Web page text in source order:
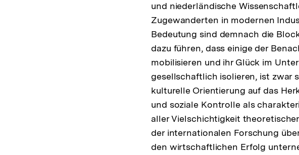
und niederländische
Zugewanderten in modernen
Bedeutung sind demnach die
dazu führen, dass einige der
mobilisieren und ihr Glück im
gesellschaftlich isolieren, ist zwar
kulturelle Orientierung auf das
und soziale Kontrolle als
aller Vielschichtigkeit
der internationalen Forschung
den wirtschaftlichen Erfolg